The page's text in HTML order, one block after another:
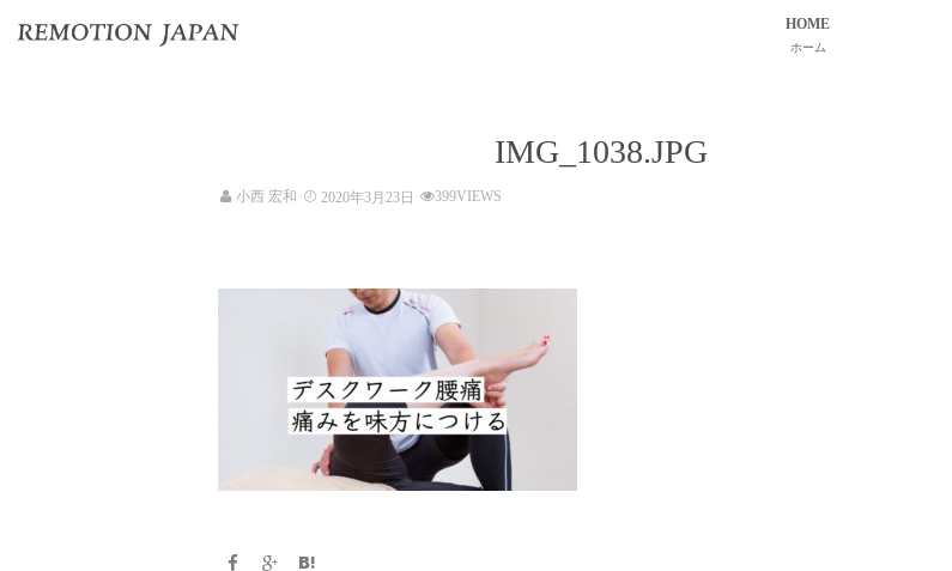
HOME
ホーム
IMG_1038.JPG
小西 宏和 2020年3月23日 399VIEWS